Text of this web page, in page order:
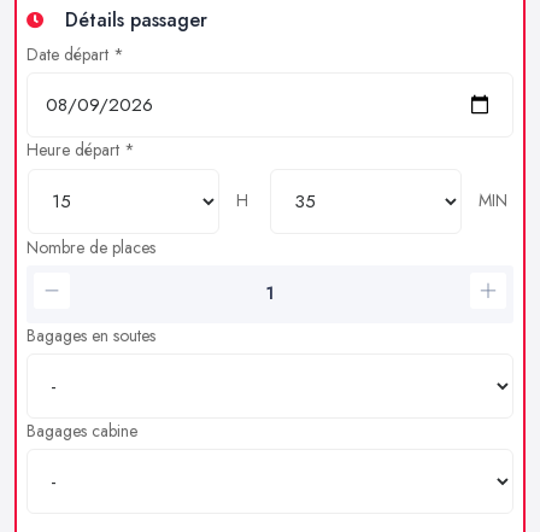
Détails passager
Date départ *
Heure départ *
H
MIN
Nombre de places
Bagages en soutes
Bagages cabine